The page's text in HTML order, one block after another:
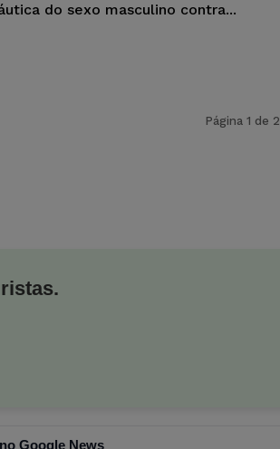
do sexo masculino contra...
Página 1 de 2
Google News